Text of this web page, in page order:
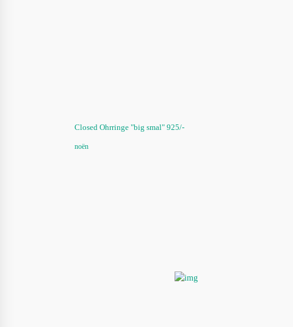
Closed Ohrringe "big smal" 925/-
noën